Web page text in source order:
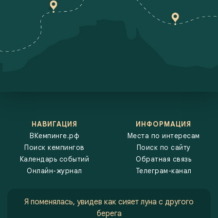
кемпинги московской области, кемпинги подмосковья, вкемпинге,
поиск кемпингов, карта кемпингов, ванлайф,
НАВИГАЦИЯ
ВКемпинге.рф
Поиск кемпингов
Календарь событий
Онлайн-журнал
ИНФОРМАЦИЯ
Места по интересам
Поиск по сайту
Обратная связь
Телеграм-канал
Я поменялась, увидев как сияет луна с другого
берега